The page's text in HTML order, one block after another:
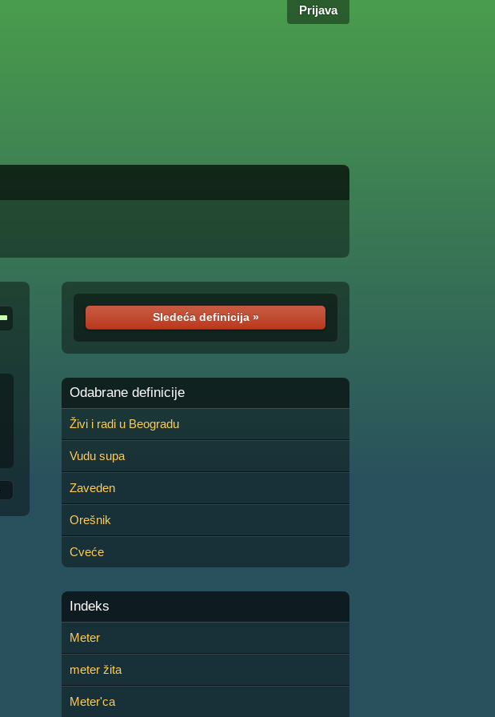
Prijava
Sledeća definicija »
Odabrane definicije
Živi i radi u Beogradu
Vudu supa
Zaveden
Orešnik
Cveće
Indeks
Meter
meter žita
Meter'ca